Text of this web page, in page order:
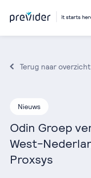
Terug naar overzicht
Nieuws
Odin Groep
West-
Proxsys